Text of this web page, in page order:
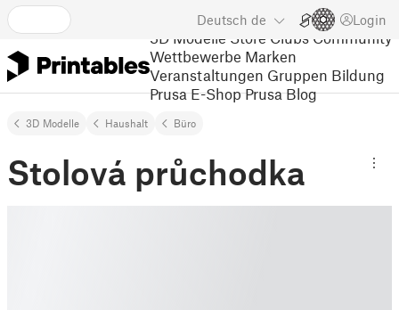
Deutsch de Login
3D Modelle Store Clubs Community
Wettbewerbe Marken
Veranstaltungen Gruppen Bildung
Prusa E-Shop Prusa Blog
3D Modelle Haushalt Büro
Stolová průchodka